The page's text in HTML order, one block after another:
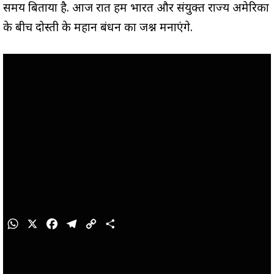
समय बिताया है. आज रात हम भारत और संयुक्त राज्य अमेरिका
के बीच दोस्ती के महान बंधन का जश्न मनाएंगे.
W